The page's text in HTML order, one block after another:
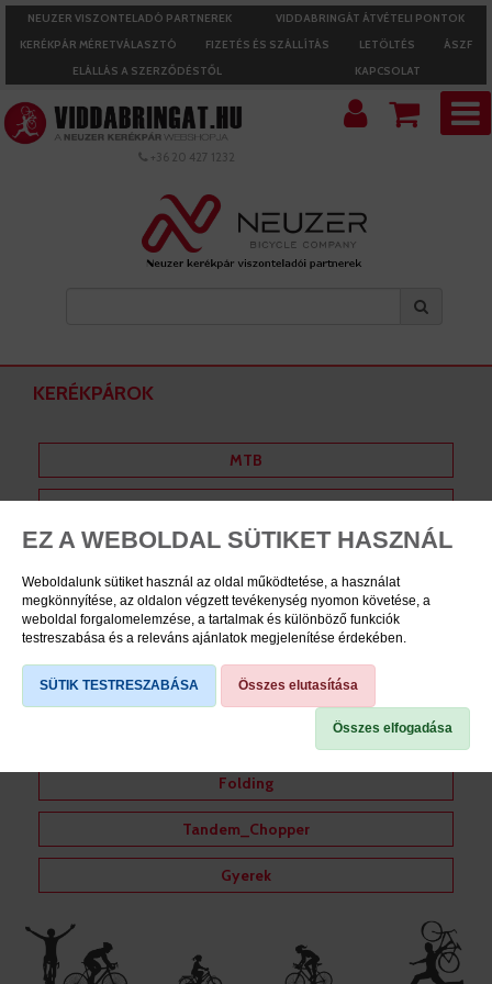
EZ A WEBOLDAL SÜTIKET HASZNÁL
Weboldalunk sütiket használ az oldal működtetése, a használat
megkönnyítése, az oldalon végzett tevékenység nyomon követése, a
weboldal forgalomelemzése, a tartalmak és különböző funkciók
testreszabása és a releváns ajánlatok megjelenítése érdekében.
SÜTIK TESTRESZABÁSA Összes elutasítása
Összes elfogadása
NEUZER VISZONTELADÓ PARTNEREK
VIDDABRINGÁT ÁTVÉTELI PONTOK
KERÉKPÁR MÉRETVÁLASZTÓ
FIZETÉS ÉS SZÁLLÍTÁS LETÖLTÉS
ÁSZF
ELÁLLÁS A SZERZŐDÉSTŐL
KAPCSOLAT
+36 20 427 1232
KERÉKPÁROK
MTB
Cross
Országúti, fittness
Gravel
Trekking
City/Urban
Folding
Tandem_Chopper
Gyerek